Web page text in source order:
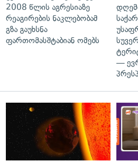
2008 წლის აგრესიაზე
რეაგირების ნაკლებობამ
გზა გაუხსნა
ფართომასშტაბიან ომებს
—